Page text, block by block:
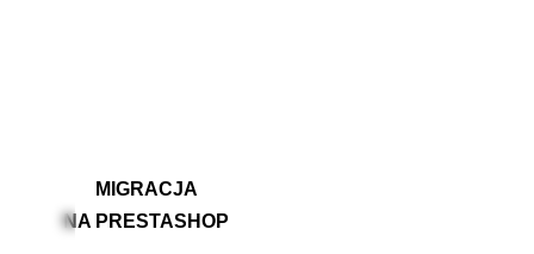
MIGRACJA
NA PRESTASHOP